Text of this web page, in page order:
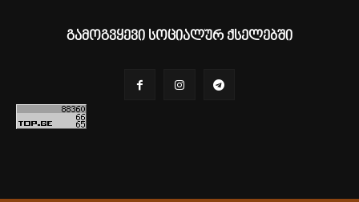
გამოგვყევი სოციალურ ქსელებში